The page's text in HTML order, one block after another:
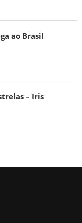
ao Brasil
– Iris